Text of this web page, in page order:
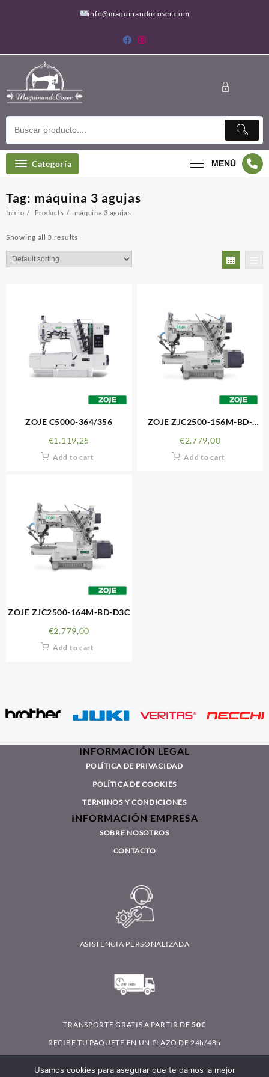
info@maquinandocoser.com
Categoría MENÚ
Tag: máquina 3 agujas
Inicio Products máquina 3 agujas
Showing all 3 results
ZOJE C5000-364/356
€1.119,25
Add to cart
ZOJE ZJC2500-156M-BD-
€2.779,00
Add to cart
ZOJE ZJC2500-164M-BD-D3C
€2.779,00
Add to cart
INFORMACIÓN LEGAL
POLÍTICA DE PRIVACIDAD
POLÍTICA DE COOKIES
TERMINOS Y CONDICIONES
INFORMACIÓN EMPRESA
SOBRE NOSOTROS
CONTACTO
ASISTENCIA PERSONALIZADA
TRANSPORTE GRATIS A PARTIR DE50€
RECIBE TU PAQUETE EN UN PLAZO DE 24h/48h
Usamos cookies para asegurar que te damos la mejor